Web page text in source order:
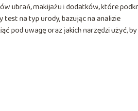
ubrań, makijażu i dodatków, które
na typ urody, bazując na analizie
pod uwagę oraz jakich narzędzi użyć, by